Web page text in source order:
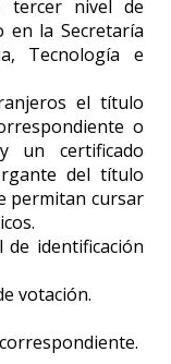
tercer nivel de
en la Secretaría
Tecnología e
el título
o
un certificado
del título
permitan cursar
de identificación
votación.